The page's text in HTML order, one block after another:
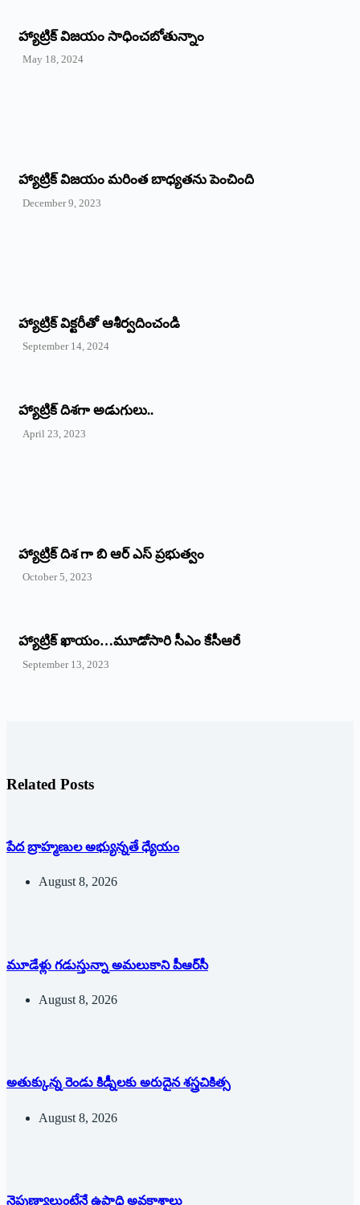
హ్యాట్రిక్‌ విజయం సాధించబోతున్నాం
May 18, 2024
హ్యాట్రిక్ విజయం మరింత బాధ్యతను పెంచింది
December 9, 2023
హ్యాట్రిక్‌ ‌విక్టరీతో ఆశీర్వదించండి
September 14, 2024
‌హ్యాట్రిక్‌ ‌దిశగా అడుగులు..
April 23, 2023
హ్యాట్రిక్ దిశ గా బి ఆర్ ఎస్ ప్రభుత్వం
October 5, 2023
హ్యాట్రిక్‌ ‌ఖాయం…మూడోసారి సీఎం కేసీఆరే
September 13, 2023
Related Posts
పేద బ్రాహ్మణుల అభ్యున్నతే ధ్యేయం
August 8, 2026
మూడేళ్లు గ‌డుస్తున్నా అమ‌లుకాని పీఆర్‌సీ
August 8, 2026
అతుక్కున్న రెండు కిడ్నీలకు అరుదైన శస్త్రచికిత్స
August 8, 2026
నైపుణ్యాలుంటేనే ఉపాధి అవకాశాలు